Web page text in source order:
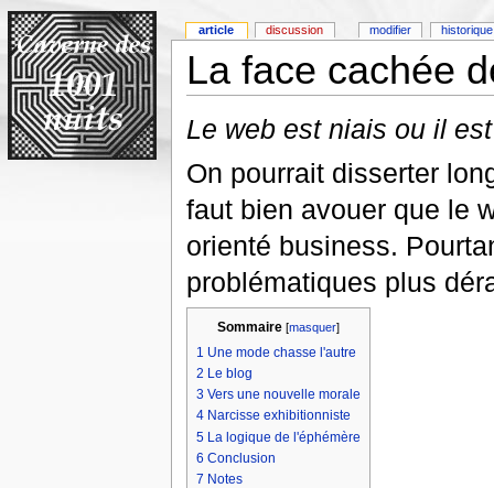
La face cachée
Le web est niais ou il
On pourrait disserter
faut bien avouer que le
orienté business.
problématiques plus
Sommaire [masquer]
1 Une mode chasse l'autre
2 Le blog
3 Vers une nouvelle morale
4 Narcisse exhibitionniste
5 La logique de l'éphémère
6 Conclusion
7 Notes
article discussion modifier historique